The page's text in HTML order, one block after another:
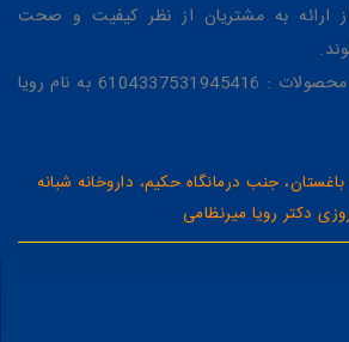
ارائه به مشتریان از نظر کیفیت و صحت
شماره کارت جهت خرید محصولات : 6104337531945416 به نام رویا
جنب درمانگاه حکیم، داروخانه شبانه
دکتر رویا میرنظامی